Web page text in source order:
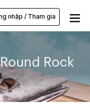
nhập / Tham gia
Rock